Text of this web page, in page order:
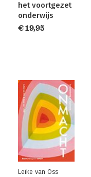
het voortgezet
onderwijs
€ 19,95
Leike van Oss